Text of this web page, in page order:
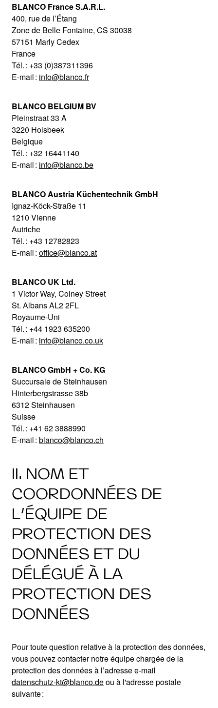
BLANCO France S.A.R.L.
400, rue de l’Étang
Zone de Belle Fontaine, CS 30038
57151 Marly Cedex
France
Tél. : +33 (0)387311396
E-mail : info@blanco.fr
BLANCO BELGIUM BV
Pleinstraat 33 A
3220 Holsbeek
Belgique
Tél. : +32 16441140
E-mail : info@blanco.be
BLANCO Austria Küchentechnik GmbH
Ignaz-Köck-Straße 11
1210 Vienne
Autriche
Tél. : +43 12782823
E-mail : office@blanco.at
BLANCO UK Ltd.
1 Victor Way, Colney Street
St. Albans AL2 2FL
Royaume-Uni
Tél. : +44 1923 635200
E-mail : info@blanco.co.uk
BLANCO GmbH + Co. KG
Succursale de Steinhausen
Hinterbergstrasse 38b
6312 Steinhausen
Suisse
Tél. : +41 62 3888990
E-mail : blanco@blanco.ch
II. NOM ET
COORDONNÉES DE
L’ÉQUIPE DE
PROTECTION DES
DONNÉES ET DU
DÉLÉGUÉ À LA
PROTECTION DES
DONNÉES
Pour toute question relative à la protection des données,
vous pouvez contacter notre équipe chargée de la
protection des données à l’adresse e-mail
datenschutz-kt@blanco.deou à l'adresse postale
suivante :